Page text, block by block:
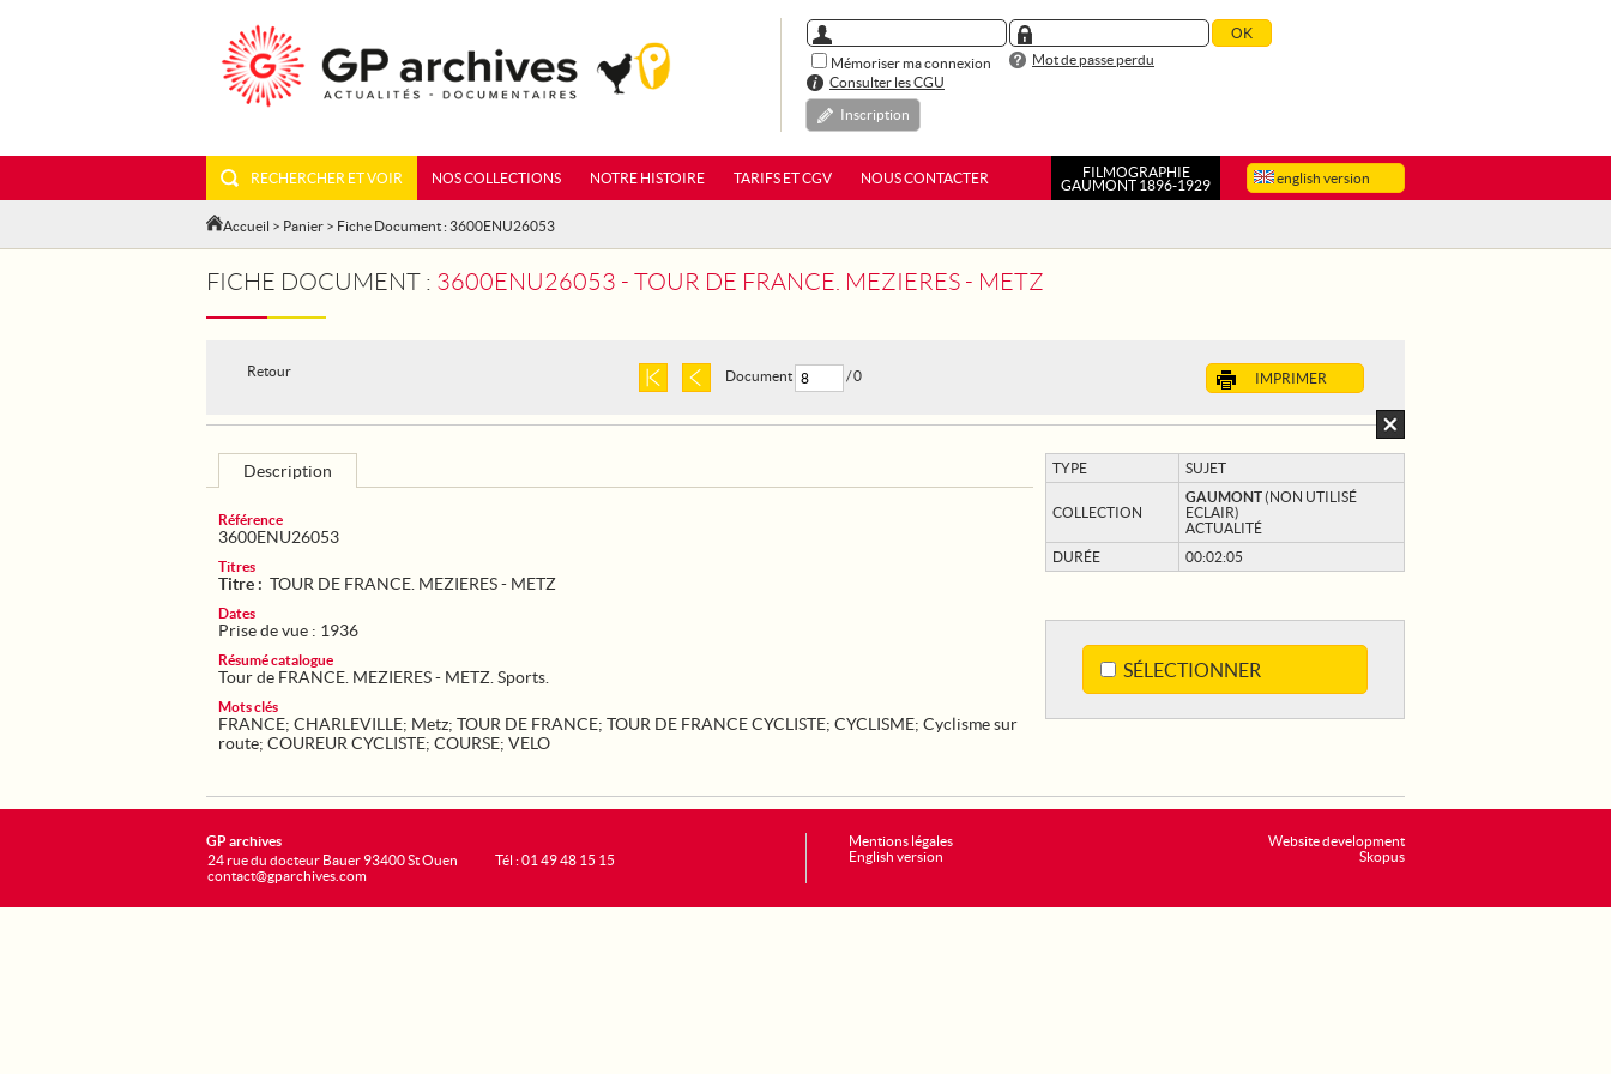
Mémoriser ma connexion
Mot de passe perdu
Consulter les CGU
Inscription
english version
RECHERCHER ET VOIR NOS COLLECTIONS NOTRE HISTOIRE TARIFS ET CGV NOUS CONTACTER
FILMOGRAPHIE
GAUMONT 1896-1929
Accueil > Panier > Fiche Document : 3600ENU26053
FICHE DOCUMENT : 3600ENU26053 - TOUR DE FRANCE. MEZIERES - METZ
Retour IMPRIMER
Document / 0
TYPE SUJET
COLLECTION
GAUMONT(NON UTILISÉ
ECLAIR)
ACTUALITÉ
DURÉE
00:02:05
SÉLECTIONNER
Description
Référence
3600ENU26053
Titres
Titre : TOUR DE FRANCE. MEZIERES - METZ
Dates
Prise de vue : 1936
Résumé catalogue
Tour de FRANCE. MEZIERES - METZ. Sports.
Mots clés
FRANCE; CHARLEVILLE; Metz; TOUR DE FRANCE; TOUR DE FRANCE CYCLISTE; CYCLISME; Cyclisme sur
route; COUREUR CYCLISTE; COURSE; VELO
Website development
Skopus
GP archives
24 rue du docteur Bauer 93400 St Ouen
contact@gparchives.com
Tél : 01 49 48 15 15
Mentions légales
English version